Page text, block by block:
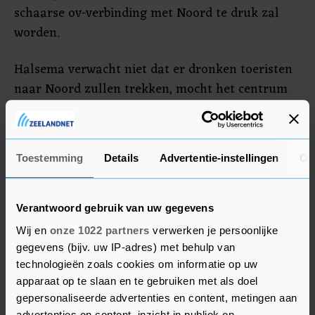
Toestemming Details Advertentie-instellingen
Verantwoord gebruik van uw gegevens
Wij en onze 1022 partners verwerken je persoonlijke
gegevens (bijv. uw IP-adres) met behulp van
technologieën zoals cookies om informatie op uw
apparaat op te slaan en te gebruiken met als doel
gepersonaliseerde advertenties en content, metingen aan
schaarse ov-verbinding met Noord te druk zal
worden.
Halsema verwacht niet dat er dronken toeristen
naar Noord zullen trekken, mocht het centrum
daar komen, omdat "overlast niet samenhangt
met sekswerk, maar met de Wallen", zo
benadrukte ze. De overlast op de Wallen komt
mede door de concentratie van coffeeshops en
een grootschalige locatie zoals een erotisch
centrum beter te reguleren zijn en daarmee juist
veiliger voor sekswerkers, aldus Halsema.
Demonstratie